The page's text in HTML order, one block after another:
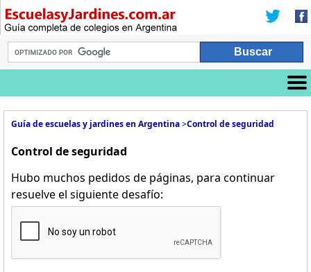
Guía de escuelas y jardines en Argentina>Control de seguridad
Control de seguridad
Hubo muchos pedidos de páginas, para continuar
resuelve el siguiente desafío: